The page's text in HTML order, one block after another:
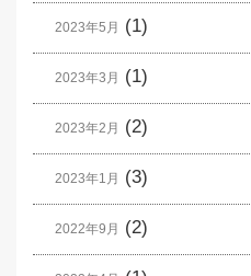
2023年5月 (1)
2023年3月 (1)
2023年2月 (2)
2023年1月 (3)
2022年9月 (2)